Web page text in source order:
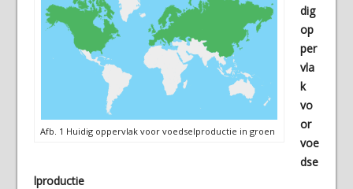
Afb. 1 Huidig oppervlak voor voedselproductie in groen
dig
op
per
vla
k
vo
or
voe
dse
lproductie